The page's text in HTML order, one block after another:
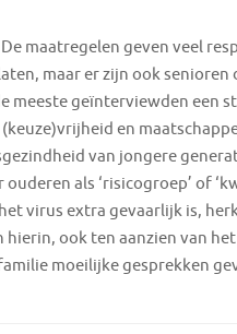
maatregelen geven veel
maar er zijn ook senioren
meeste geïnterviewden een
en
van jongere
als ‘risicogroep’ of
virus extra gevaarlijk is,
ook ten aanzien van
moeilijke gesprekken